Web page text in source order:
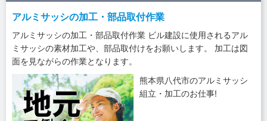
アルミサッシの加工・部品取付作業
アルミサッシの加工・部品取付作業 ビル建設に使用されるアル
ミサッシの素材加工や、部品取付けをお願いします。 加工は図
面を見ながらの作業となります。
熊本県八代市のアルミサッシ
組立・加工のお仕事!